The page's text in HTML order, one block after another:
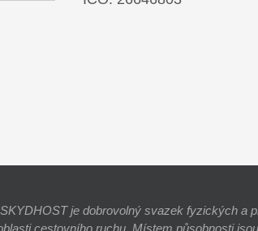
je dobrovolný svazek fyzických a
cestovního ruchu. Místem působnosti